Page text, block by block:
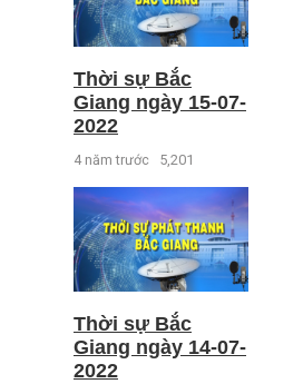
Thời sự Bắc
Giang ngày 15-07-
2022
4 năm trước 5,201
Thời sự Bắc
Giang ngày 14-07-
2022